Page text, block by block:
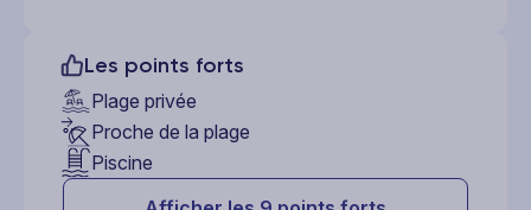
Les points forts
Plage privée
Proche de la plage
Piscine